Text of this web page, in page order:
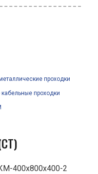
проходки
проходки
400х800х400-2